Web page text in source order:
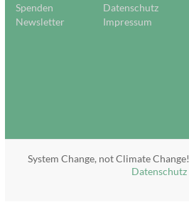
Spenden
Datenschutz
Newsletter
Impressum
System Change, not Climate Change!
Datenschutz